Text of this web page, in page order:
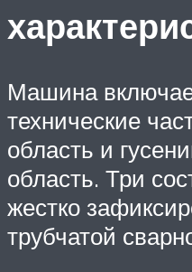
Машина
технические
область и
область. Три
жестко
трубчатой